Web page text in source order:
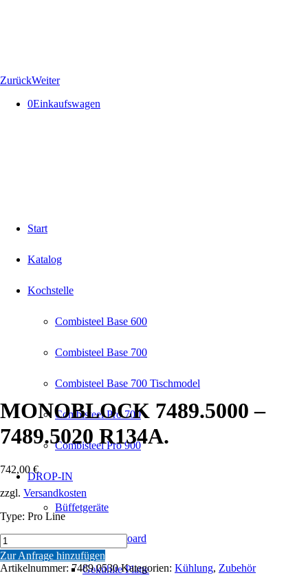
ZurückWeiter
0Einkaufswagen
Start
Katalog
Kochstelle
Combisteel Base 600
Combisteel Base 700
Combisteel Base 700 Tischmodel
Combisteel Pro 700
Combisteel Pro 900
DROP-IN
Büffetgeräte
Aufsatzbboard
Gekühlte Platte
MONOBLOCK 7489.5000 –
7489.5020 R134A.
742,00 €
zzgl. Versandkosten
Type: Pro Line
MONOBLOCK
7489.5000
-
Zur Anfrage hinzufügen
Artikelnummer: 7489.0530 Kategorien: Kühlung, Zubehör